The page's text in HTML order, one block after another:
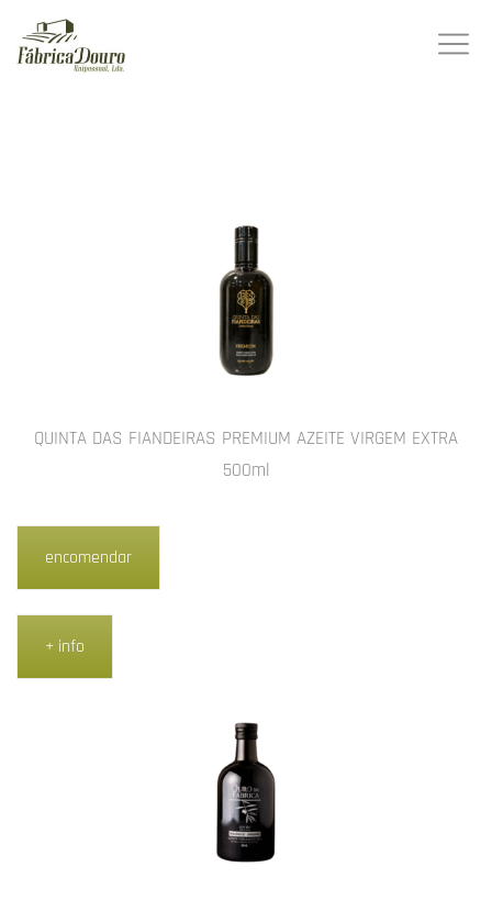
QUINTA DAS FIANDEIRAS PREMIUM AZEITE VIRGEM EXTRA
500ml
encomendar
+ info